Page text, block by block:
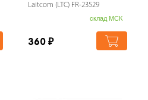
Laitcom (LTC) FR-23529
склад МСК
360 ₽